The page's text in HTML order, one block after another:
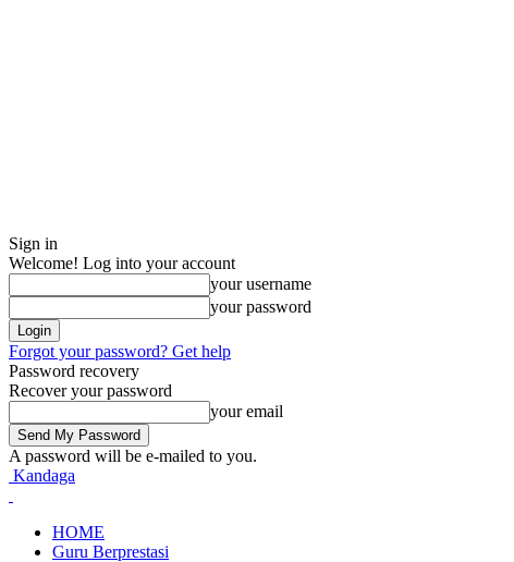
Sign in
Welcome! Log into your account
your username
your password
Forgot your password? Get help
Password recovery
Recover your password
your email
A password will be e-mailed to you.
Kandaga
HOME
Guru Berprestasi